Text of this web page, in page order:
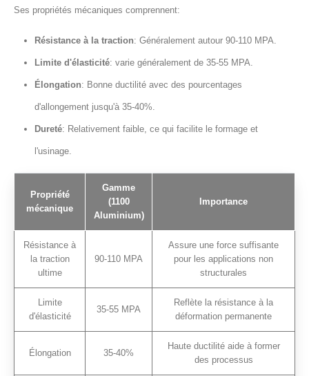
Ses propriétés mécaniques comprennent:
Résistance à la traction: Généralement autour 90-110 MPA.
Limite d'élasticité: varie généralement de 35-55 MPA.
Élongation: Bonne ductilité avec des pourcentages
d'allongement jusqu'à 35-40%.
Dureté: Relativement faible, ce qui facilite le formage et
l'usinage.
Propriété
mécanique
Gamme
(1100
Aluminium)
Importance
Résistance à
la traction
ultime
90-110 MPA
Assure une force suffisante
pour les applications non
structurales
Limite
d'élasticité
35-55 MPA
Reflète la résistance à la
déformation permanente
Élongation 35-40%
Haute ductilité aide à former
des processus